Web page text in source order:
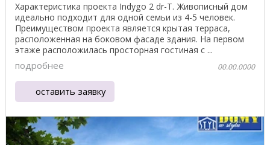
Характеристика проекта Indygo 2 dr-T. Живописный дом
идеально подходит для одной семьи из 4-5 человек.
Преимуществом проекта является крытая терраса,
расположенная на боковом фасаде здания. На первом
этаже расположилась просторная гостиная с ...
подробнее 00.00.0000
оставить заявку